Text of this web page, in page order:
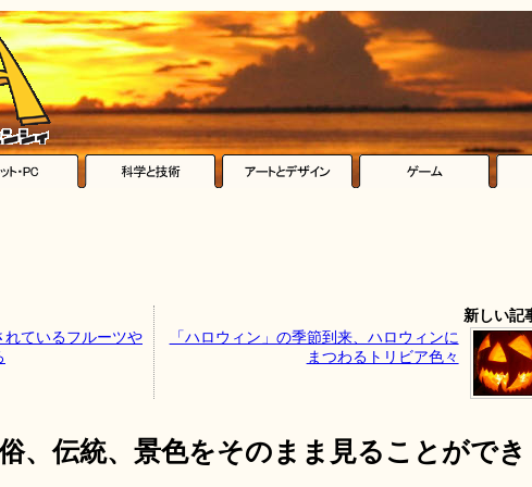
ているフルーツや
新しい記
「ハロウィン」の季節到来、ハロウィンに
まつわるトリビア色々
、伝統、景色をそのまま見ることができ